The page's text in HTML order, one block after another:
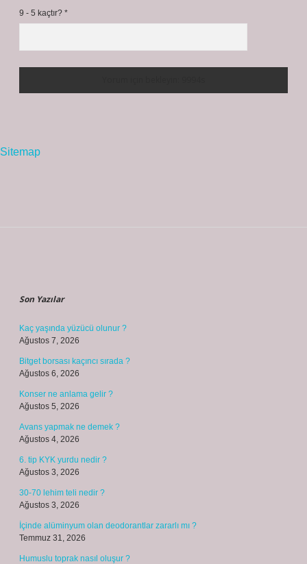
9 - 5 kaçtır? *
Sitemap
Son Yazılar
Kaç yaşında yüzücü olunur ?
Ağustos 7, 2026
Bitget borsası kaçıncı sırada ?
Ağustos 6, 2026
Konser ne anlama gelir ?
Ağustos 5, 2026
Avans yapmak ne demek ?
Ağustos 4, 2026
6. tip KYK yurdu nedir ?
Ağustos 3, 2026
30-70 lehim teli nedir ?
Ağustos 3, 2026
İçinde alüminyum olan deodorantlar zararlı mı ?
Temmuz 31, 2026
Humuslu toprak nasıl oluşur ?